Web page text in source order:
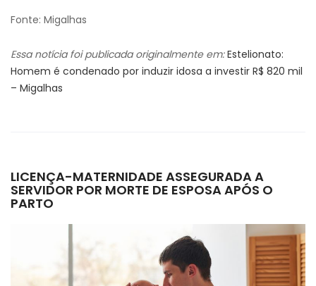
Fonte: Migalhas
Essa notícia foi publicada originalmente em: Estelionato:
Homem é condenado por induzir idosa a investir R$ 820 mil
– Migalhas
LICENÇA-MATERNIDADE ASSEGURADA A
SERVIDOR POR MORTE DE ESPOSA APÓS O
PARTO